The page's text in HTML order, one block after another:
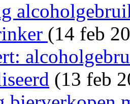
(14 feb
(13 feb